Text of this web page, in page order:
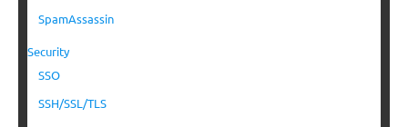
SpamAssassin
Security
SSO
SSH/SSL/TLS